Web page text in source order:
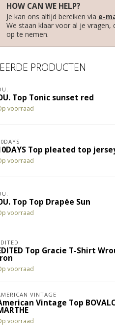
HOW CAN WE HELP?
Je kan ons altijd bereiken via e-
We staan klaar voor al je
op te nemen.
PRODUCTEN
Top Tonic sunset red
voorraad
Top pleated top
voorraad
Top Top Drapée Sun
voorraad
Top Gracie T-Shirt
voorraad
VINTAGE
Vintage Top
voorraad